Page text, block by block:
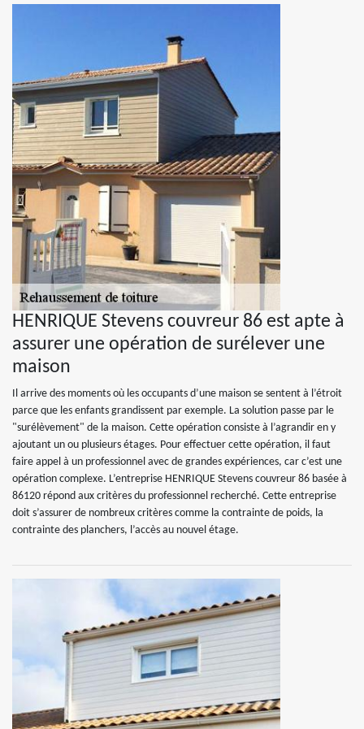
HENRIQUE Stevens couvreur 86 est apte à
assurer une opération de surélever une
maison
Il arrive des moments où les occupants d’une maison se sentent à l’étroit
parce que les enfants grandissent par exemple. La solution passe par le
"surélèvement" de la maison. Cette opération consiste à l’agrandir en y
ajoutant un ou plusieurs étages. Pour effectuer cette opération, il faut
faire appel à un professionnel avec de grandes expériences, car c’est une
opération complexe. L’entreprise HENRIQUE Stevens couvreur 86 basée à
86120 répond aux critères du professionnel recherché. Cette entreprise
doit s’assurer de nombreux critères comme la contrainte de poids, la
contrainte des planchers, l’accès au nouvel étage.